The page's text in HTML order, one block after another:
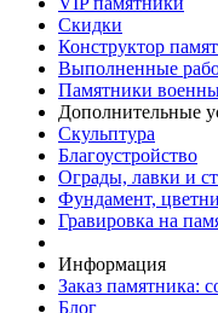
Скидки
Конструктор
Выполненные
Памятники
Дополнительные
Скульптура
Благоустройство
Ограды, лавки и
Фундамент,
Гравировка на
Информация
Заказ памятника:
Блог